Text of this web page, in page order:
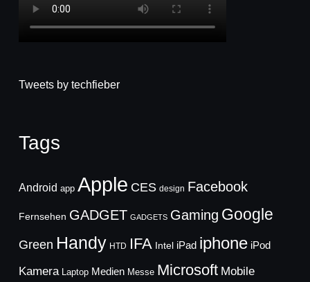
Tweets by techfieber
Tags
Android app Apple CES design Facebook
Fernsehen GADGET GADGETS Gaming Google
Green Handy HTD IFA Intel iPad iphone iPod
Kamera Laptop Medien Messe Microsoft Mobile